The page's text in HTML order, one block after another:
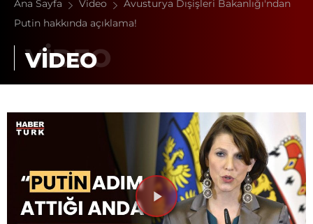
Ana Sayfa Video
Avusturya Dışişleri Bakanlığı'ndan
Putin hakkında açıklama!
VİDEO
Videoyu